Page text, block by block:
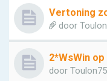
Vertoning
door
2*WsWin op
door